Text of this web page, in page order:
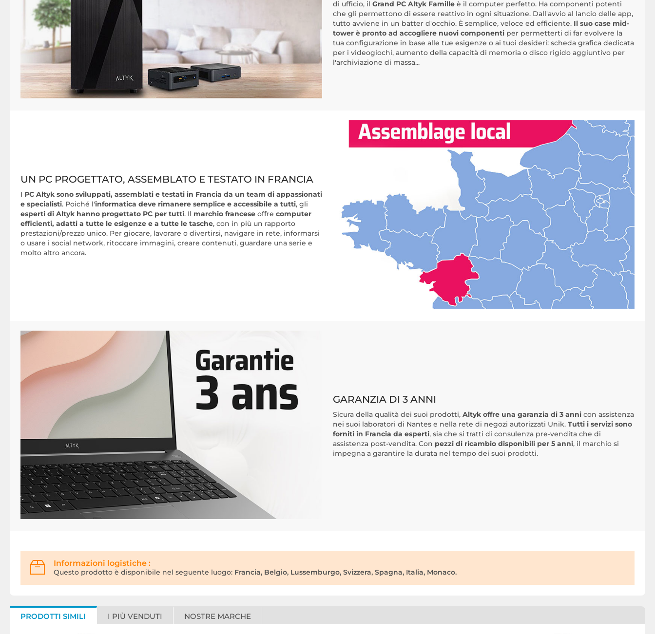
di ufficio, il Grand PC Altyk Famille è il computer perfetto. Ha componenti potenti
che gli permettono di essere reattivo in ogni situazione. Dall'avvio al lancio delle app,
tutto avviene in un batter d'occhio. È semplice, veloce ed efficiente. Il suo case mid-
tower è pronto ad accogliere nuovi componenti per permetterti di far evolvere la
tua configurazione in base alle tue esigenze o ai tuoi desideri: scheda grafica dedicata
per i videogiochi, aumento della capacità di memoria o disco rigido aggiuntivo per
l'archiviazione di massa...
UN PC PROGETTATO, ASSEMBLATO E TESTATO IN FRANCIA
I PC Altyk sono sviluppati, assemblati e testati in Francia da un team di appassionati
e specialisti. Poiché l'informatica deve rimanere semplice e accessibile a tutti, gli
esperti di Altyk hanno progettato PC per tutti. Il marchio francese offre computer
efficienti, adatti a tutte le esigenze e a tutte le tasche, con in più un rapporto
prestazioni/prezzo unico. Per giocare, lavorare o divertirsi, navigare in rete, informarsi
o usare i social network, ritoccare immagini, creare contenuti, guardare una serie e
molto altro ancora.
GARANZIA DI 3 ANNI
Sicura della qualità dei suoi prodotti, Altyk offre una garanzia di 3 anni con assistenza
nei suoi laboratori di Nantes e nella rete di negozi autorizzati Unik. Tutti i servizi sono
forniti in Francia da esperti, sia che si tratti di consulenza pre-vendita che di
assistenza post-vendita. Con pezzi di ricambio disponibili per 5 anni, il marchio si
impegna a garantire la durata nel tempo dei suoi prodotti.
Informazioni logistiche :
Questo prodotto è disponibile nel seguente luogo: Francia, Belgio, Lussemburgo, Svizzera, Spagna, Italia, Monaco.
PRODOTTI SIMILI I PIÙ VENDUTI NOSTRE MARCHE